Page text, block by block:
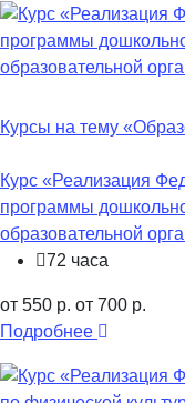
Курсы на тему
Курс «Реализация
программы
образовательной
72 часа
от 550 р. от 700 р.
Подробнее